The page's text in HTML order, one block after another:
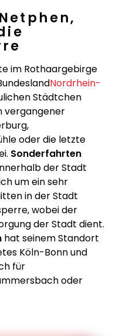
im Rothaargebirge
Nordrhein-
Städtchen
vergangener
oder die letzte
Sonderfahrten
der Stadt
um ein sehr
in der Stadt
wobei der
der Stadt dient.
hat seinem Standort
Köln-Bonn und
für
oder